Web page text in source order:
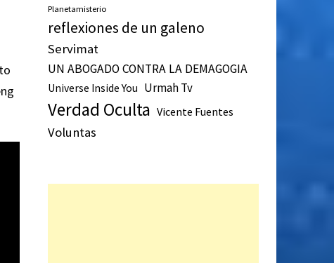
Planetamisterio
reflexiones de un galeno
Servimat
UN ABOGADO CONTRA LA DEMAGOGIA
Universe Inside You Urmah Tv
Verdad Oculta Vicente Fuentes
Voluntas